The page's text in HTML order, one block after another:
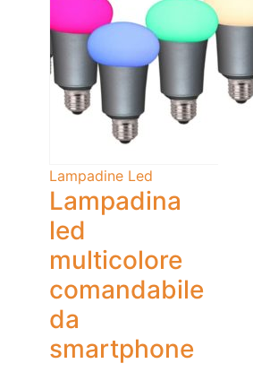
Lampadine Led
Lampadina
led
multicolore
comandabile
da
smartphone